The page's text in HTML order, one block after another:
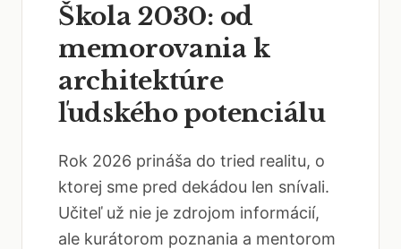
Škola 2030: od
memorovania k
architektúre
ľudského potenciálu
Rok 2026 prináša do tried realitu, o
ktorej sme pred dekádou len snívali.
Učiteľ už nie je zdrojom informácií,
ale kurátorom poznania a mentorom